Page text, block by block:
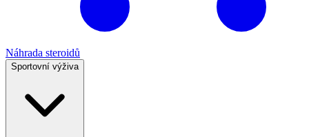
Náhrada steroidů
Sportovní výživa